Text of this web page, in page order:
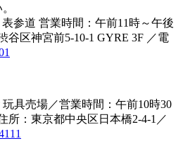
表参道 営業時間：午前11時～午後
谷区神宮前5-10-1 GYRE 3F ／電
玩具売場／営業時間：午前10時30
所：東京都中央区日本橋2-4-1／